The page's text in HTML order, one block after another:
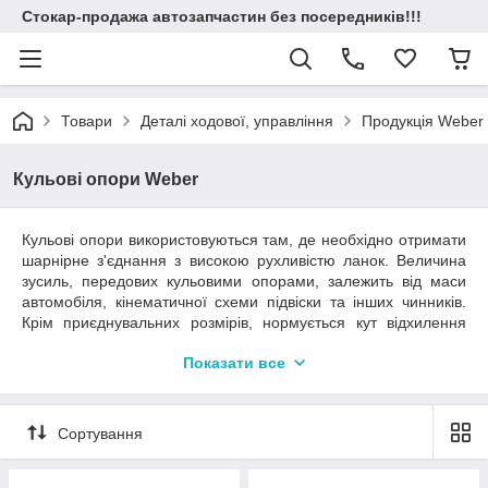
Стокар-продажа автозапчастин без посередників!!!
Товари Деталі ходової, управління Продукція Weber
Кульові опори Weber
Кульові опори використовуються там, де необхідно отримати
шарнірне з'єднання з високою рухливістю ланок. Величина
зусиль, передових кульовими опорами, залежить від маси
автомобіля, кінематичної схеми підвіски та інших чинників.
Крім приєднувальних розмірів, нормується кут відхилення
виривання й вичавлювання пальця.
матеріалу та технології виготовлення. Необхідно, щоб
кульовий палець і корпус у зонах контакту з підшипником
Показати все
Сортування